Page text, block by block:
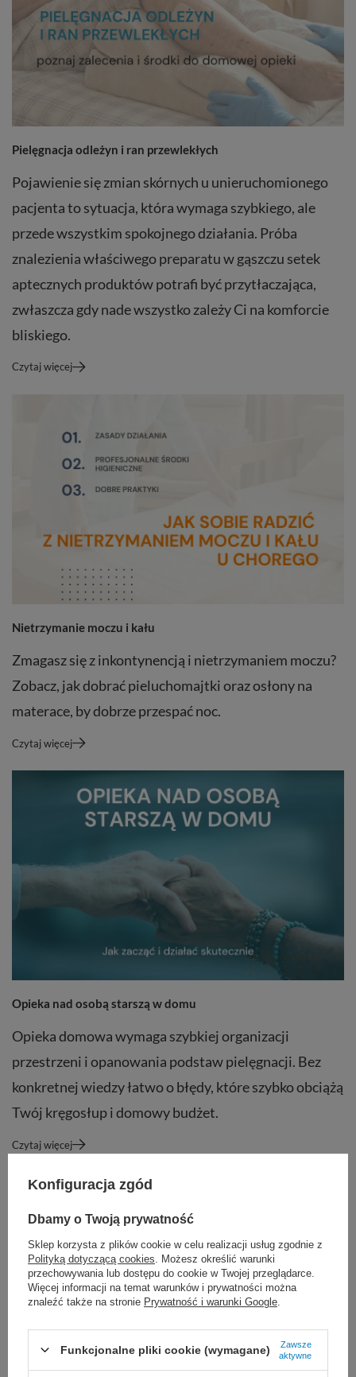
Pielęgnacja odleżyn i ran przewlekłych
Pojawienie się zmian skórnych u unieruchomionego
pacjenta to sytuacja, która wymaga szybkiego, ale
przede wszystkim spokojnego działania. Próba
znalezienia właściwego preparatu w gąszczu setek
aptecznych produktów potrafi być przytłaczająca,
zwłaszcza gdy nade wszystko zależy Ci na komforcie
bliskiego.
Czytaj więcej
Nietrzymanie moczu i kału
Zmagasz się z inkontynencją i nietrzymaniem moczu?
Zobacz, jak dobrać pieluchomajtki oraz osłony na
materace, by dobrze przespać noc.
Czytaj więcej
Opieka nad osobą starszą w domu
Opieka domowa wymaga szybkiej organizacji
przestrzeni i opanowania podstaw pielęgnacji. Bez
konkretnej wiedzy łatwo o błędy, które szybko obciążą
Twój kręgosłup i domowy budżet.
Czytaj więcej
Konfiguracja zgód
Dbamy o Twoją prywatność
Sklep korzysta z plików cookie w celu realizacji usług zgodnie z
Polityką dotyczącą cookies . Możesz określić warunki
przechowywania lub dostępu do cookie w Twojej przeglądarce.
Więcej informacji na temat warunków i prywatności można
znaleźć także na stronie Prywatność i warunki Google
Funkcjonalne pliki cookie (wymagane)
Zawsze
aktywne